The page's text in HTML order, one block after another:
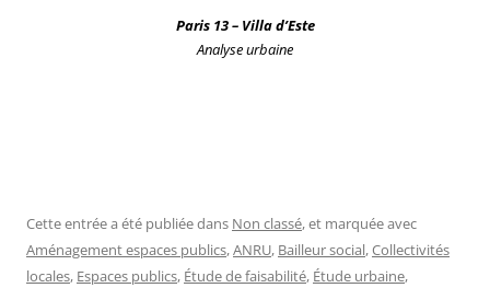
Paris 13 – Villa d’Este
Analyseurbaine
Cette entrée a été publiée dans Non classé, et marquée avec
Aménagement espaces publics,ANRU, Bailleur social,Collectivités
locales, Espaces publics, Étude de faisabilité, Étude urbaine,